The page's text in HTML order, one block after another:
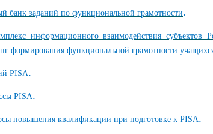
банк заданий по функциональной грамотности.
информационного взаимодействия субъектов
формирования функциональной грамотности
PISA.
PISA.
повышения квалификации при подготовке к PISA.